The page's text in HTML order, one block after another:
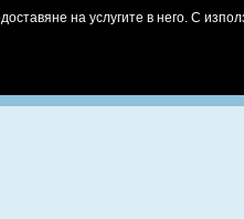
на услугите в него. С